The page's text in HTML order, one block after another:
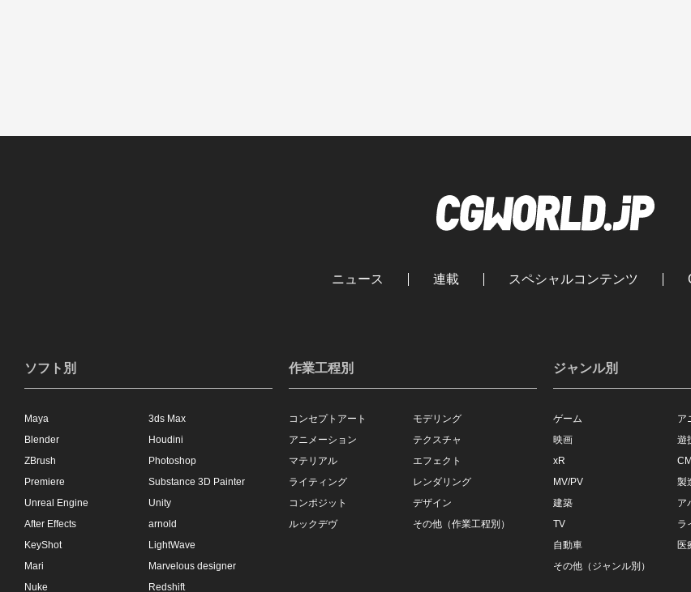
ニュース 連載 スペシャルコンテンツ
ソフト別
Maya
3ds Max
Blender
Houdini
ZBrush
Photoshop
Premiere
Substance 3D Painter
Unreal Engine
Unity
After Effects
arnold
KeyShot
LightWave
Mari
Marvelous designer
Nuke
Redshift
作業工程別
コンセプトアート
モデリング
アニメーション
テクスチャ
マテリアル
エフェクト
ライティング
レンダリング
コンポジット
デザイン
ルックデヴ
その他（作業工程別）
ジャンル別
ゲーム
ア
映画
遊
xR
CM
MV/PV
製
建築
ア
TV
ラ
自動車
医
その他（ジャンル別）